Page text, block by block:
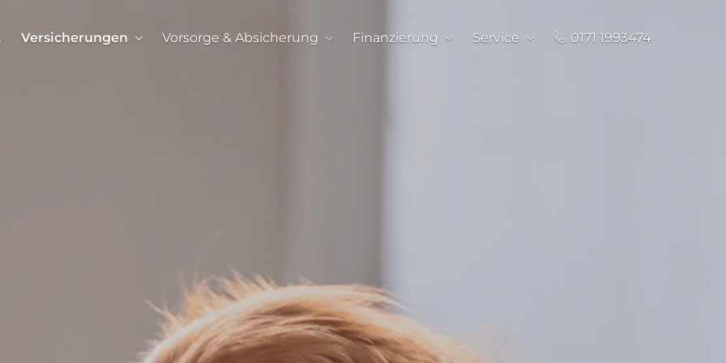
Versicherungen Vorsorge & Absicherung Finanzierung Service 0171 1993474